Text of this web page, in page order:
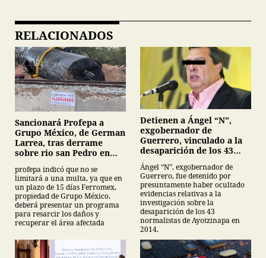
RELACIONADOS
Sancionará Profepa a
Grupo México, de German
Larrea, tras derrame
sobre rio san Pedro en
profepa indicó que no se
limitará a una multa, ya que en
un plazo de 15 días Ferromex,
propiedad de Grupo México,
deberá presentar un programa
para resarcir los daños y
recuperar el área afectada
Detienen a Ángel “N”,
exgobernador de
Guerrero, vinculado a la
desaparición de los 43
normalistas de
Ayotzinapa
Ángel “N”, exgobernador de
Guerrero, fue detenido por
presuntamente haber ocultado
evidencias relativas a la
investigación sobre la
desaparición de los 43
normalistas de Ayotzinapa en
2014.